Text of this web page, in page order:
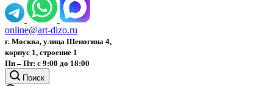
online@art-dizo.ru
г. Москва, улица Шеногина 4,
корпус 1, строение 1
Пн – Пт: с 9:00 до 18:00
Поиск